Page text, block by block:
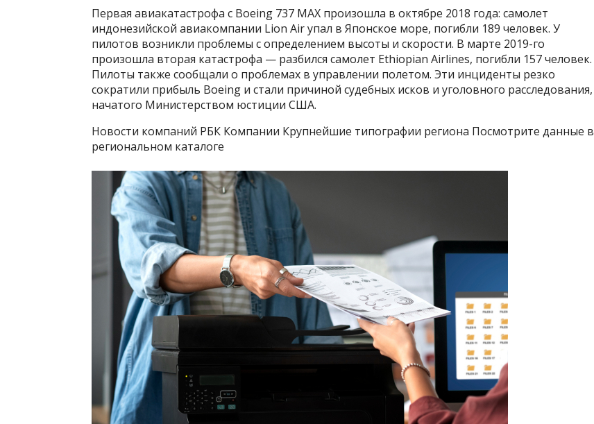
Первая авиакатастрофа с Boeing 737 MAX произошла в октябре 2018 года: самолет
индонезийской авиакомпании Lion Air упал в Японское море, погибли 189 человек. У
пилотов возникли проблемы с определением высоты и скорости. В марте 2019-го
произошла вторая катастрофа — разбился самолет Ethiopian Airlines, погибли 157 человек.
Пилоты также сообщали о проблемах в управлении полетом. Эти инциденты резко
сократили прибыль Boeing и стали причиной судебных исков и уголовного расследования,
начатого Министерством юстиции США.
Новости компаний РБК Компании Крупнейшие типографии региона Посмотрите данные в
региональном каталоге